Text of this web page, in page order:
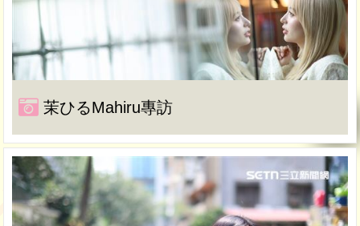
茉ひるMahiru專訪